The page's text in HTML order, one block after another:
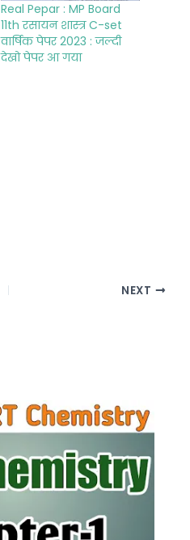
Real Pepar : MP Board
11th रसायन शास्त्र C-set
वार्षिक पेपर 2023 : जल्दी
देखो पेपर आ गया
NEXT